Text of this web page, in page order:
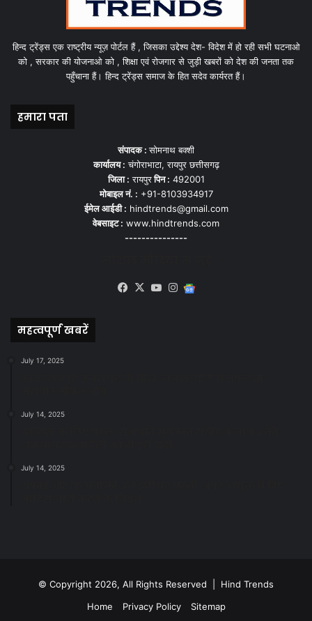
हिन्द ट्रेंड्स एक राष्ट्रीय न्यूज़ पोर्टल हैं , जिसका उद्देश्य देश- विदेश में हो रही सभी घटनाओ
को , सरकार की योजनाओ को , शिक्षा एवं रोजगार से जुड़ी खबरों को देश की जनता तक
पहुँचाना हैं। हिन्द ट्रेंड्स समाज के हित सदेव कार्यरत हैं।
हमारा पता
संपादक :सोमनाथ बक्शी
कार्यालय : चंगोराभाटा, रायपुर छत्तीसगढ़
जिला : रायपुरपिन : 492001
मोबाइल नं. : +91-8103934917
ईमेल आईडी : hindtrends@gmail.com
वेबसाइट : www.hindtrends.com
---------------
Facebook
X YouTubeInstagram
महत्वपूर्ण खबरें
July 17, 2025
July 14, 2025
July 14, 2025
© Copyright 2026, All Rights Reserved | Hind Trends
Home
Privacy Policy Sitemap